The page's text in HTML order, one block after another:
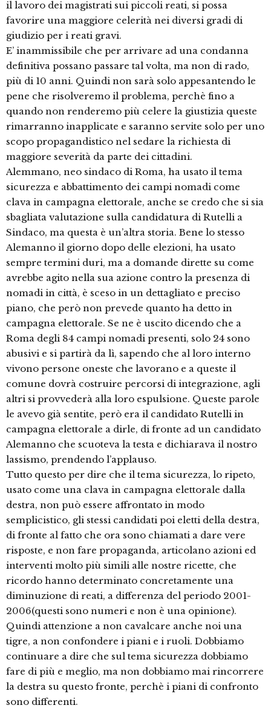
il lavoro dei magistrati sui piccoli reati, si possa
favorire una maggiore celerità nei diversi gradi di
giudizio per i reati gravi.
E’ inammissibile che per arrivare ad una condanna
definitiva possano passare tal volta, ma non di rado,
più di 10 anni. Quindi non sarà solo appesantendo le
pene che risolveremo il problema, perchè fino a
quando non renderemo più celere la giustizia queste
rimarranno inapplicate e saranno servite solo per uno
scopo propagandistico nel sedare la richiesta di
maggiore severità da parte dei cittadini.
Alemmano, neo sindaco di Roma, ha usato il tema
sicurezza e abbattimento dei campi nomadi come
clava in campagna elettorale, anche se credo che si sia
sbagliata valutazione sulla candidatura di Rutelli a
Sindaco, ma questa è un’altra storia. Bene lo stesso
Alemanno il giorno dopo delle elezioni, ha usato
sempre termini duri, ma a domande dirette su come
avrebbe agito nella sua azione contro la presenza di
nomadi in città, è sceso in un dettagliato e preciso
piano, che però non prevede quanto ha detto in
campagna elettorale. Se ne è uscito dicendo che a
Roma degli 84 campi nomadi presenti, solo 24 sono
abusivi e si partirà da lì, sapendo che al loro interno
vivono persone oneste che lavorano e a queste il
comune dovrà costruire percorsi di integrazione, agli
altri si provvederà alla loro espulsione. Queste parole
le avevo già sentite, però era il candidato Rutelli in
campagna elettorale a dirle, di fronte ad un candidato
Alemanno che scuoteva la testa e dichiarava il nostro
lassismo, prendendo l’applauso.
Tutto questo per dire che il tema sicurezza, lo ripeto,
usato come una clava in campagna elettorale dalla
destra, non può essere affrontato in modo
semplicistico, gli stessi candidati poi eletti della destra,
di fronte al fatto che ora sono chiamati a dare vere
risposte, e non fare propaganda, articolano azioni ed
interventi molto più simili alle nostre ricette, che
ricordo hanno determinato concretamente una
diminuzione di reati, a differenza del periodo 2001-
2006(questi sono numeri e non è una opinione).
Quindi attenzione a non cavalcare anche noi una
tigre, a non confondere i piani e i ruoli. Dobbiamo
continuare a dire che sul tema sicurezza dobbiamo
fare di più e meglio, ma non dobbiamo mai rincorrere
la destra su questo fronte, perchè i piani di confronto
sono differenti.